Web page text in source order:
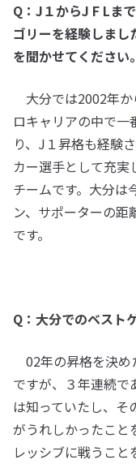
Q：J１からJ F Lま
ゴリーを経験しまし
を聞かせてください。
大分では2002年
ロキャリアの中で一
り、J１昇格も経験
カー選手として充実
チームです。大分は
ン、サポーターの距
です。
Q：大分でのベスト
02年の昇格を決め
ですが、３年連続で
は知っていたし、そ
がうれしかったこと
レッシブに戦うこ